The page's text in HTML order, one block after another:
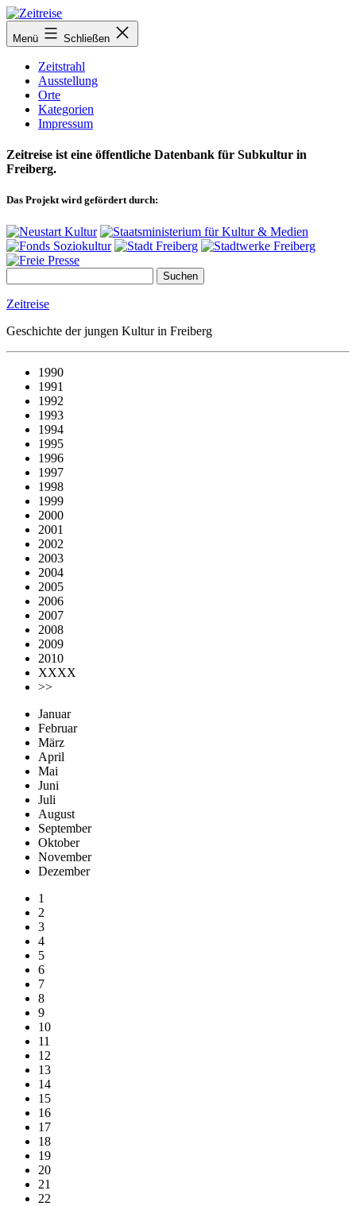
Zum
Inhalt
springen
Menü Schließen
Zeitstrahl
Ausstellung
Orte
Kategorien
Impressum
Zeitreise ist eine öffentliche Datenbank für Subkultur in
Freiberg.
Das Projekt wird gefördert durch:
Zeitreise
Geschichte der jungen Kultur in Freiberg
1990
1991
1992
1993
1994
1995
1996
1997
1998
1999
2000
2001
2002
2003
2004
2005
2006
2007
2008
2009
2010
XXXX
>>
Januar
Februar
März
April
Mai
Juni
Juli
August
September
Oktober
November
Dezember
1
2
3
4
5
6
7
8
9
10
11
12
13
14
15
16
17
18
19
20
21
22